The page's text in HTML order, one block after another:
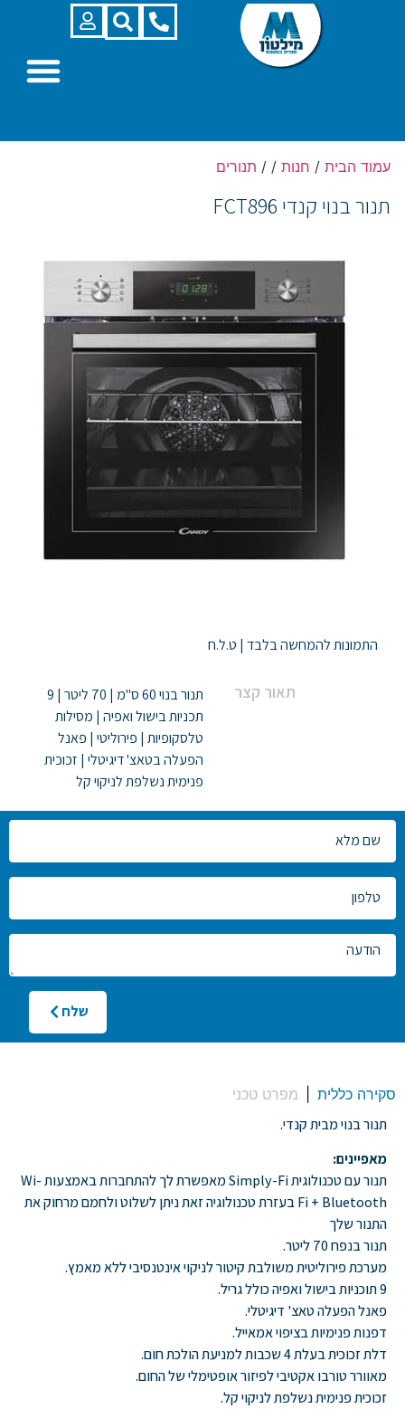
עמוד הבית / חנות /
/ תנורים
תנור בנוי קנדי FCT896
התמונות להמחשה בלבד | ט.ל.ח
תאור קצר
תנור בנוי 60 ס"מ | 70 ליטר | 9
תכניות בישול ואפיה | מסילות
טלסקופיות | פירוליטי | פאנל
הפעלה בטאצ' דיגיטלי | זכוכית
פנימית נשלפת לניקוי קל
צרו
קשר
שלח
סקירה כללית מפרט טכני
תנור בנוי מבית קנדי.
מאפיינים:
תנור עם טכנולוגית Simply-Fi מאפשרת לך להתחברות באמצעות Wi-
Fi + Bluetooth בעזרת טכנולוגיה זאת ניתן לשלוט ולחמם מרחוק את
התנור שלך
תנור בנפח 70 ליטר.
מערכת פירוליטית משולבת קיטור לניקוי אינטנסיבי ללא מאמץ.
9 תוכניות בישול ואפיה כולל גריל.
פאנל הפעלה טאצ' דיגיטלי.
דפנות פנימיות בציפוי אמאייל.
דלת זכוכית בעלת 4 שכבות למניעת הולכת חום.
מאוורר טורבו אקטיבי לפיזור אופטימלי של החום.
זכוכית פנימית נשלפת לניקוי קל.